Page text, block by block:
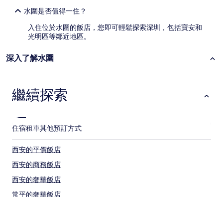
水圍是否值得一住？
入住位於水圍的飯店，您即可輕鬆探索深圳，包括寶安和
光明區等鄰近地區。
深入了解水圍
繼續探索
住宿租車其他預訂方式
西安的平價飯店
西安的商務飯店
西安的奢華飯店
常平的奢華飯店